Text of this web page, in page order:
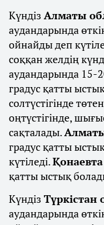
Күндіз Алматы
аудандарында
ойнайды деп
соққан желдің
аудандарында 15-
градус қатты
солтүстігінде
оңтүстігінде,
сақталады.
градус қатты
күтіледі.Қонаевта
қатты ыстық
Күндіз
аудандарында